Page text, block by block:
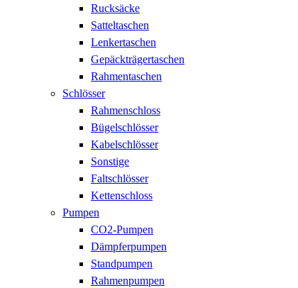
Rucksäcke
Satteltaschen
Lenkertaschen
Gepäckträgertaschen
Rahmentaschen
Schlösser
Rahmenschloss
Bügelschlösser
Kabelschlösser
Sonstige
Faltschlösser
Kettenschloss
Pumpen
CO2-Pumpen
Dämpferpumpen
Standpumpen
Rahmenpumpen